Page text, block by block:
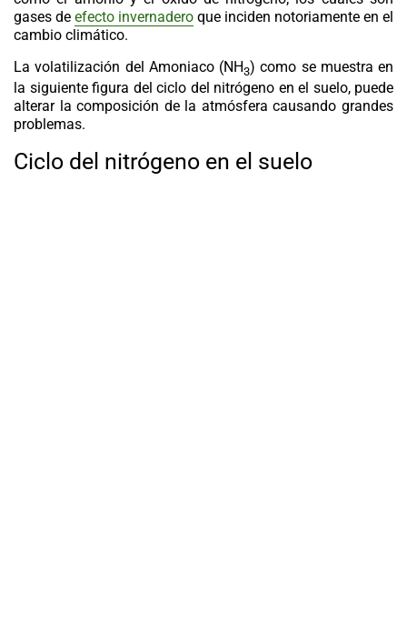
gases de efecto invernadero que inciden notoriamente en el
cambio climático.
La volatilización del Amoniaco (NH3) como se muestra en
la siguiente figura del ciclo del nitrógeno en el suelo, puede
alterar la composición de la atmósfera causando grandes
problemas.
Ciclo del nitrógeno en el suelo